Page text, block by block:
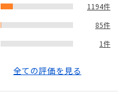
1194件
85件
1件
全ての評価を見る